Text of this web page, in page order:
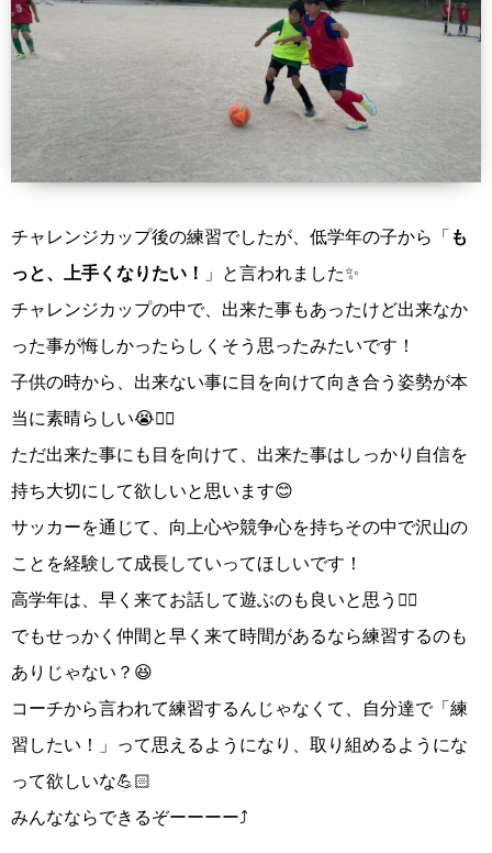
チャレンジカップ後の練習でしたが、低学年の子から「 も
っと、上手くなりたい！
」と言われました✨
チャレンジカップの中で、出来た事もあったけど出来なか
った事が悔しかったらしくそう思ったみたいです！
子供の時から、出来ない事に目を向けて向き合う姿勢が本
当に素晴らしい😭👍🏻
ただ出来た事にも目を向けて、出来た事はしっかり自信を
持ち大切にして欲しいと思います😊
サッカーを通じて、向上心や競争心を持ちその中で沢山の
ことを経験して成長していってほしいです！
高学年は、早く来てお話して遊ぶのも良いと思う👍🏻
でもせっかく仲間と早く来て時間があるなら練習するのも
ありじゃない？😆
コーチから言われて練習するんじゃなくて、自分達で「練
習したい！」って思えるようになり、取り組めるようにな
って欲しいな💪🏻
みんなならできるぞーーーー⤴️